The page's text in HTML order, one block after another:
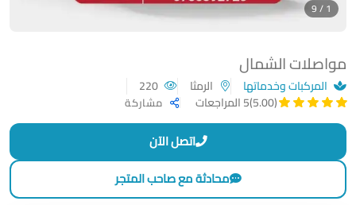
مواصلات الشمال
المركبات وخدماتها الرمثا
(5.00)
5 المراجعات مشاركة
1 / 9
اتصل الآن
محادثة مع صاحب المتجر